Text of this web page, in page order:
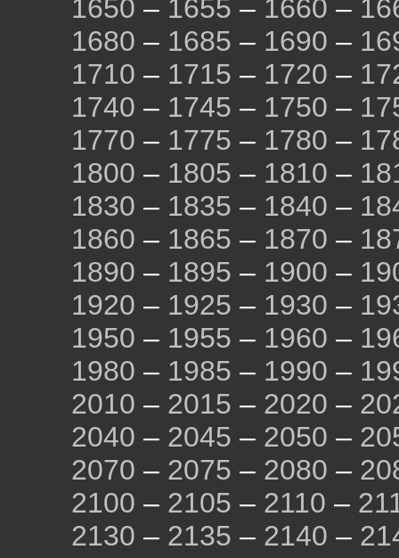
1650 – 1655 – 1660 –
1680 – 1685 – 1690 –
1710 – 1715 – 1720 –
1740 – 1745 – 1750 –
1770 – 1775 – 1780 –
1800 – 1805 – 1810 –
1830 – 1835 – 1840 –
1860 – 1865 – 1870 –
1890 – 1895 – 1900 –
1920 – 1925 – 1930 –
1950 – 1955 – 1960 –
1980 – 1985 – 1990 –
2010 – 2015 – 2020 –
2040 – 2045 – 2050 –
2070 – 2075 – 2080 –
2100 – 2105 – 2110 –
2130 – 2135 – 2140 –